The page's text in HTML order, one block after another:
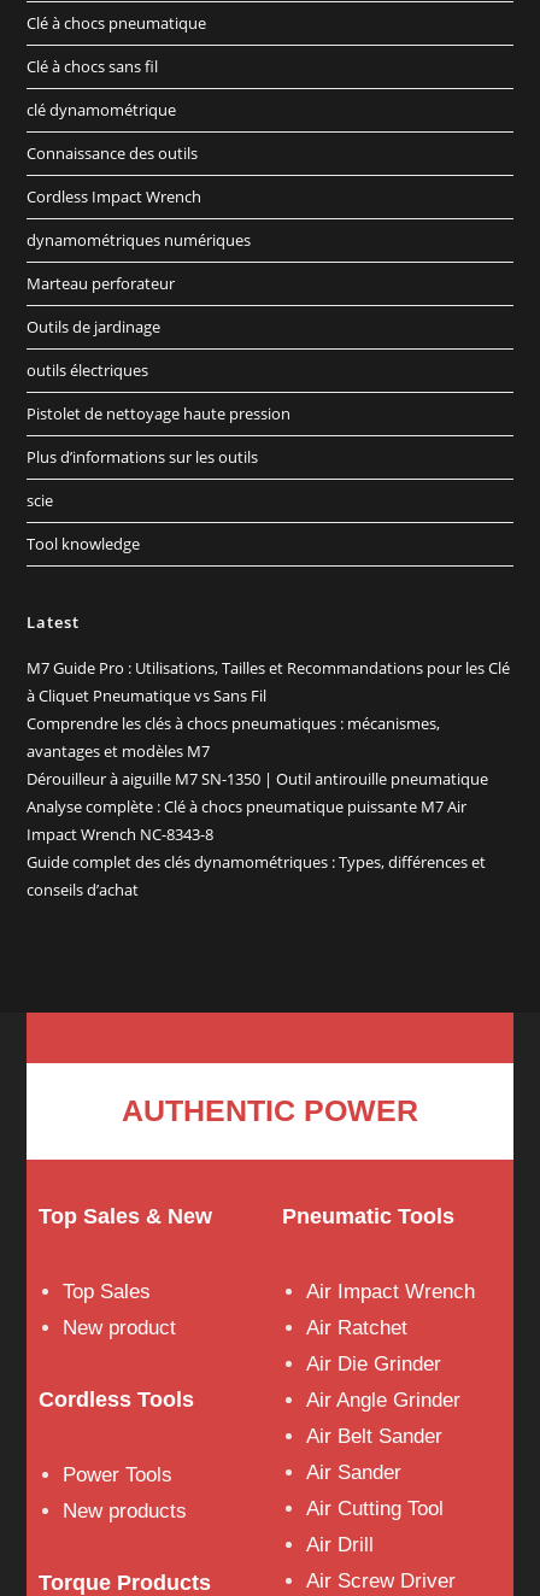
Clé à chocs pneumatique
Clé à chocs sans fil
clé dynamométrique
Connaissance des outils
Cordless Impact Wrench
dynamométriques numériques
Marteau perforateur
Outils de jardinage
outils électriques
Pistolet de nettoyage haute pression
Plus d’informations sur les outils
scie
Tool knowledge
Latest
M7 Guide Pro : Utilisations, Tailles et Recommandations pour les Clé
à Cliquet Pneumatique vs Sans Fil
Comprendre les clés à chocs pneumatiques : mécanismes,
avantages et modèles M7
Dérouilleur à aiguille M7 SN-1350 | Outil antirouille pneumatique
Analyse complète : Clé à chocs pneumatique puissante M7 Air
Impact Wrench NC-8343-8
Guide complet des clés dynamométriques : Types, différences et
conseils d’achat
AUTHENTIC POWER
Top Sales & New
Top Sales
New product
Cordless Tools
Power Tools
New products
Torque Products
Pneumatic Tools
Air Impact Wrench
Air Ratchet
Air Die Grinder
Air Angle Grinder
Air Belt Sander
Air Sander
Air Cutting Tool
Air Drill
Air Screw Driver